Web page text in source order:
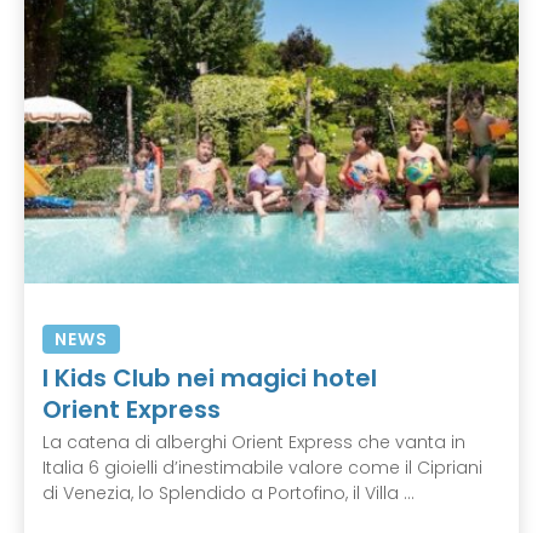
NEWS
I Kids Club nei magici hotel
Orient Express
La catena di alberghi Orient Express che vanta in
Italia 6 gioielli d’inestimabile valore come il Cipriani
di Venezia, lo Splendido a Portofino, il Villa ...